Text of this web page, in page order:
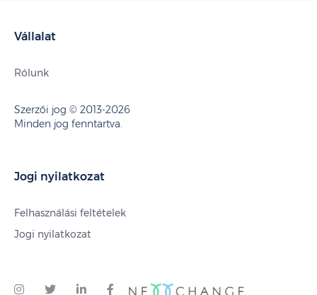
Vállalat
Rólunk
Szerzői jog © 2013-2026
Minden jog fenntartva.
Jogi nyilatkozat
Felhasználási feltételek
Jogi nyilatkozat